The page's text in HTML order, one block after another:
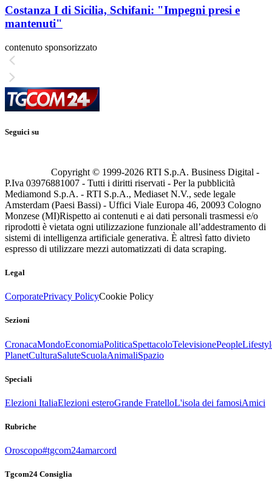
Costanza I di Sicilia, Schifani: "Impegni presi e
mantenuti"
contenuto sponsorizzato
Seguici su
Copyright © 1999-2026 RTI S.p.A. Business Digital -
P.Iva 03976881007 - Tutti i diritti riservati - Per la pubblicità
Mediamond S.p.A. - RTI S.p.A., Mediaset N.V., sede legale
Amsterdam (Paesi Bassi) - Uffici Viale Europa 46, 20093 Cologno
Monzese (MI)Rispetto ai contenuti e ai dati personali trasmessi e/o
riprodotti è vietata ogni utilizzazione funzionale all’addestramento di
sistemi di intelligenza artificiale generativa. È altresì fatto divieto
espresso di utilizzare mezzi automatizzati di data scraping.
Legal
CorporatePrivacy PolicyCookie Policy
Sezioni
CronacaMondoEconomiaPoliticaSpettacoloTelevisionePeople
PlanetCulturaSaluteScuolaAnimaliSpazio
Speciali
Elezioni ItaliaElezioni esteroGrande FratelloL'isola dei famosiAmici
Rubriche
Oroscopo#tgcom24amarcord
Tgcom24 Consiglia